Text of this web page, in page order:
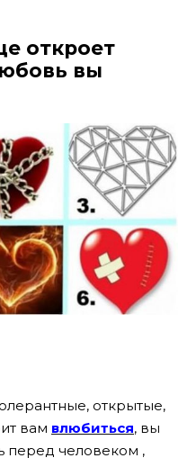
откроет
вы
открытые,
вам влюбиться, вы
перед человеком ,